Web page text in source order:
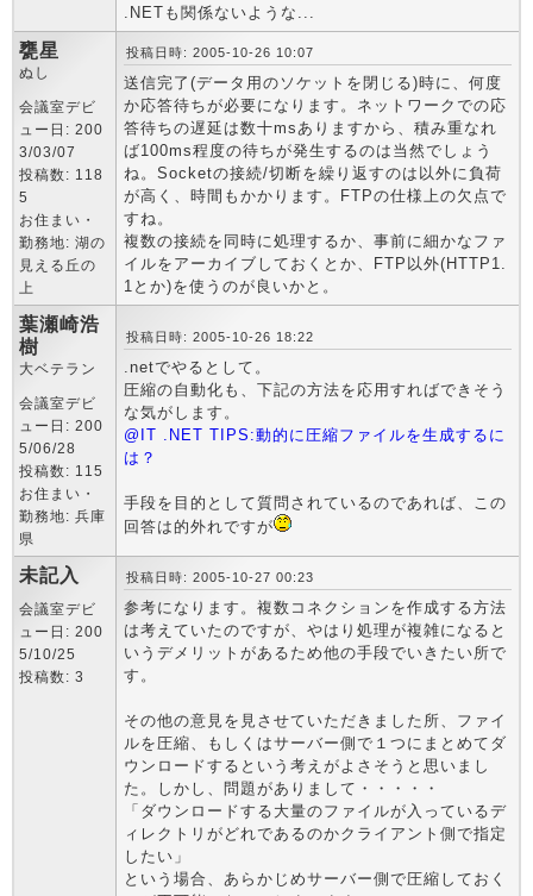
.NETも関係ないような...
甕星
ぬし
会議室デビ
ュー日: 200
3/03/07
投稿数: 118
5
お住まい・
勤務地: 湖の
見える丘の
上
投稿日時: 2005-10-26 10:07
送信完了(データ用のソケットを閉じる)時に、何度
か応答待ちが必要になります。ネットワークでの応
答待ちの遅延は数十msありますから、積み重なれ
ば100ms程度の待ちが発生するのは当然でしょう
ね。Socketの接続/切断を繰り返すのは以外に負荷
が高く、時間もかかります。FTPの仕様上の欠点で
すね。
複数の接続を同時に処理するか、事前に細かなファ
イルをアーカイブしておくとか、FTP以外(HTTP1.
1とか)を使うのが良いかと。
葉瀬崎浩
樹
大ベテラン
会議室デビ
ュー日: 200
5/06/28
投稿数: 115
お住まい・
勤務地: 兵庫
県
投稿日時: 2005-10-26 18:22
.netでやるとして。
圧縮の自動化も、下記の方法を応用すればできそう
な気がします。
@IT .NET TIPS:動的に圧縮ファイルを生成するに
は？
手段を目的として質問されているのであれば、この
回答は的外れですが
未記入
会議室デビ
ュー日: 200
5/10/25
投稿数: 3
投稿日時: 2005-10-27 00:23
参考になります。複数コネクションを作成する方法
は考えていたのですが、やはり処理が複雑になると
いうデメリットがあるため他の手段でいきたい所で
す。
その他の意見を見させていただきました所、ファイ
ルを圧縮、もしくはサーバー側で１つにまとめてダ
ウンロードするという考えがよさそうと思いまし
た。しかし、問題がありまして・・・・・
「ダウンロードする大量のファイルが入っているデ
ィレクトリがどれであるのかクライアント側で指定
したい」
という場合、あらかじめサーバー側で圧縮しておく